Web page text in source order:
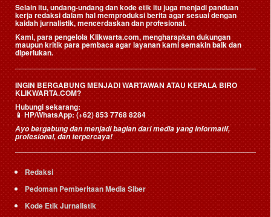
Selain itu, undang-undang dan kode etik itu juga menjadi panduan
kerja redaksi dalam hal memproduksi berita agar sesuai dengan
kaidah jurnalistik, mencerdaskan dan profesional.
Kami, para pengelola Klikwarta.com, mengharapkan dukungan
maupun kritik para pembaca agar layanan kami semakin baik dan
diperlukan.
INGIN BERGABUNG MENJADI WARTAWAN ATAU KEPALA BIRO
KLIKWARTA.COM?
Hubungi sekarang:
📱HP/WhatsApp:(+62) 853 7768 8284
Ayo bergabung dan menjadi bagian dari media yang informatif,
profesional, dan terpercaya!
Redaksi
Pedoman Pemberitaan Media Siber
Kode Etik Jurnalistik